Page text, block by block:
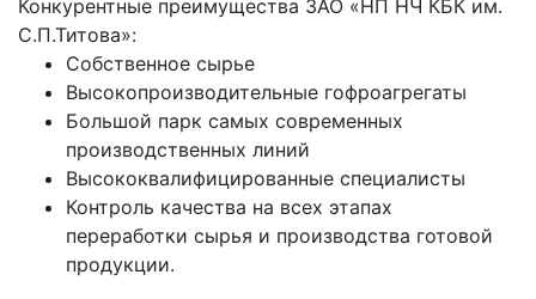
Конкурентные преимущества ЗАО «НП НЧ КБК им.
С.П.Титова»:
Собственное сырье
Высокопроизводительные гофроагрегаты
Большой парк самых современных
производственных линий
Высококвалифицированные специалисты
Контроль качества на всех этапах
переработки сырья и производства готовой
продукции.